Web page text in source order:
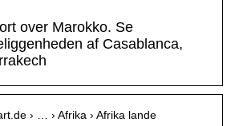
over Marokko. Se
af Casablanca,
› … › Afrika › Afrika lande